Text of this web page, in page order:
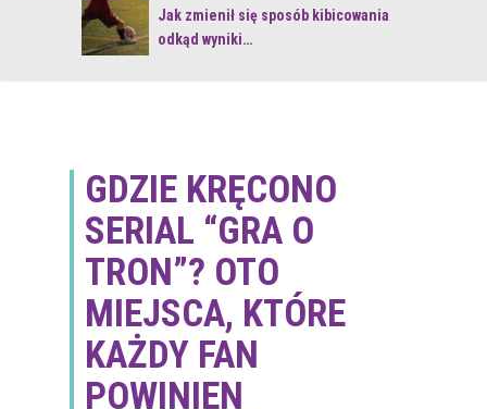
Jak zmienił się sposób kibicowania
odkąd wyniki…
GDZIE KRĘCONO
SERIAL “GRA O
TRON”? OTO
MIEJSCA, KTÓRE
KAŻDY FAN
POWINIEN